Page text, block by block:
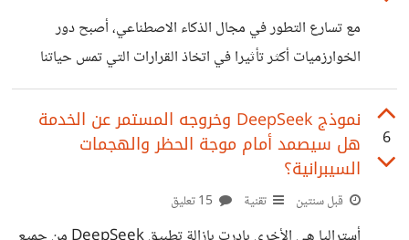
أفكارهم كما نجح علماء صينيون في تطوير شريحة ذكية تزرع
في الدماغ قادرة على قراءة إشارات الدماغ وإصدار أوامر لتحريك
أطراف صناعية، مما يعد تقدما كبيرا
مع تسارع التطور في مجال الذكاء الاصطناعي، أصبح دور
الخوارزميات أكثر تأثيرا في اتخاذ القرارات التي تمس حياتنا
اليومية فبدءا من التوظيف والتقييم الائتماني وصولا إلى أنظمة
العدالة الجنائية. قرأت منذ فترة عن نظامCOMPAS
(Correctional Offender Management Profiling for
بحيث يعتمد على التعلم الآلي لتحليل بيانات المجرمين السابقين
والتنبؤ بمدى احتمالية ارتكابهم لجرائم جديدة وتعتمد على التعلم
6
نموذج DeepSeek وخروجه المستمر عن الخدمة
هل سيصمد أمام موجة الحظر والهجمات
السيبرانية؟
قبل سنتين تقنية